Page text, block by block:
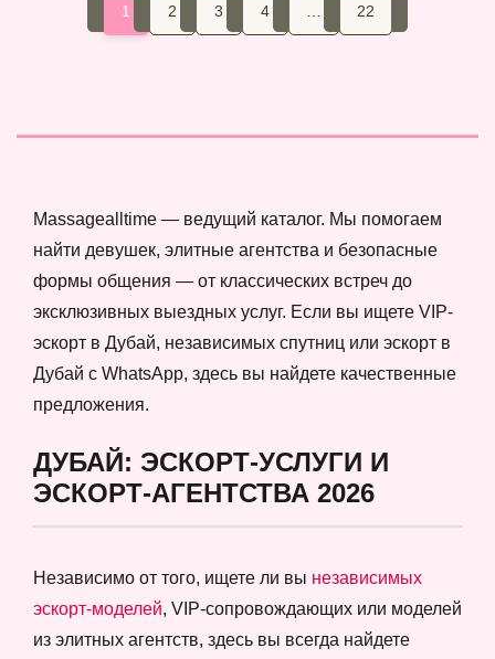
1 2 3 4 22
Massagealltime — ведущий каталог. Мы помогаем
найти девушек, элитные агентства и безопасные
формы общения — от классических встреч до
эксклюзивных выездных услуг. Если вы ищете VIP-
эскорт в Дубай, независимых спутниц или эскорт в
Дубай с WhatsApp, здесь вы найдете качественные
предложения.
ДУБАЙ: ЭСКОРТ-УСЛУГИ И
ЭСКОРТ-АГЕНТСТВА 2026
Независимо от того, ищете ли вы независимых
эскорт-моделей, VIP-сопровождающих или моделей
из элитных агентств, здесь вы всегда найдете